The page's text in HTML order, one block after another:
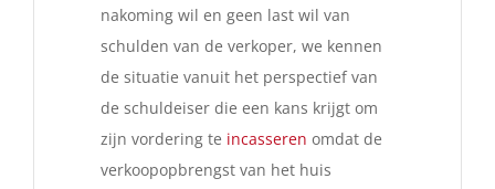
nakoming wil en geen last wil van
schulden van de verkoper, we kennen
de situatie vanuit het perspectief van
de schuldeiser die een kans krijgt om
zijn vordering te incasseren omdat de
verkoopopbrengst van het huis